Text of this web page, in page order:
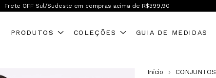
Frete OFF Brasil inteiro! A partir de R$599,90
PRODUTOS COLEÇÕES GUIA DE MEDIDAS
Início CONJUNTOS